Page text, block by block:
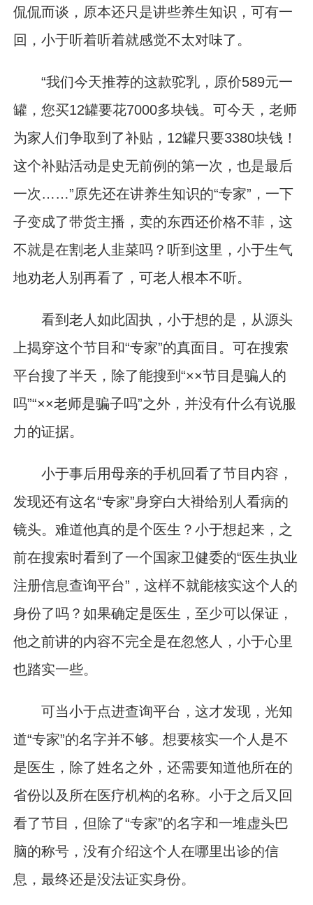
侃侃而谈，原本还只是讲些养生知识，可有一
回，小于听着听着就感觉不太对味了。
“我们今天推荐的这款驼乳，原价589元一
罐，您买12罐要花7000多块钱。可今天，老师
为家人们争取到了补贴，12罐只要3380块钱！
这个补贴活动是史无前例的第一次，也是最后
一次……”原先还在讲养生知识的“专家”，一下
子变成了带货主播，卖的东西还价格不菲，这
不就是在割老人韭菜吗？听到这里，小于生气
地劝老人别再看了，可老人根本不听。
看到老人如此固执，小于想的是，从源头
上揭穿这个节目和“专家”的真面目。可在搜索
平台搜了半天，除了能搜到“××节目是骗人的
吗”“××老师是骗子吗”之外，并没有什么有说服
力的证据。
小于事后用母亲的手机回看了节目内容，
发现还有这名“专家”身穿白大褂给别人看病的
镜头。难道他真的是个医生？小于想起来，之
前在搜索时看到了一个国家卫健委的“医生执业
注册信息查询平台”，这样不就能核实这个人的
身份了吗？如果确定是医生，至少可以保证，
他之前讲的内容不完全是在忽悠人，小于心里
也踏实一些。
可当小于点进查询平台，这才发现，光知
道“专家”的名字并不够。想要核实一个人是不
是医生，除了姓名之外，还需要知道他所在的
省份以及所在医疗机构的名称。小于之后又回
看了节目，但除了“专家”的名字和一堆虚头巴
脑的称号，没有介绍这个人在哪里出诊的信
息，最终还是没法证实身份。